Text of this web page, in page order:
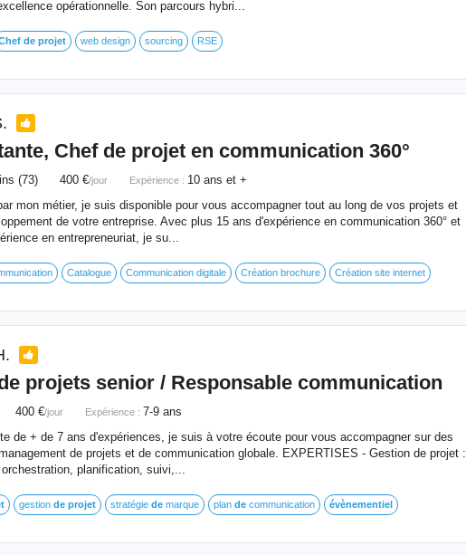
opérationnelle. Son parcours hybri...
de projet web design sourcing RSE
Chef de projeten communication 360°
(73) 400 €/jour Expérience : 10 ans et +
mon métier, je suis disponible pour vous accompagner tout au long de vos projets et
de votre entreprise. Avec plus 15 ans d'expérience en communication 360° et
en entrepreneuriat, je su...
Catalogue Communication digitale Création brochure Création site internet
projets senior / Responsable communication
400 €/jour Expérience : 7-9 ans
de + de 7 ans d'expériences, je suis à votre écoute pour vous accompagner sur des
de projets et de communication globale. EXPERTISES - Gestion de projet :
planification, suivi,...
gestion de projet stratégie demarque plan decommunication évènementiel